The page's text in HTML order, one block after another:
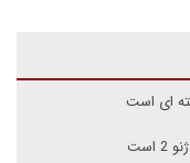
ای است